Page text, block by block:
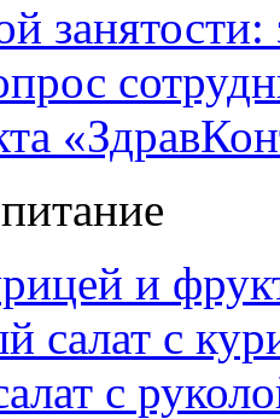
и
салат с
с